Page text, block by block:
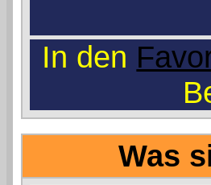
In den
Was